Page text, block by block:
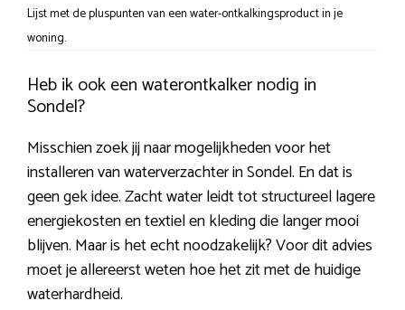
Lijst met de pluspunten van een water-ontkalkingsproduct in je
woning.
Heb ik ook een waterontkalker nodig in
Sondel?
Misschien zoek jij naar mogelijkheden voor het
installeren van waterverzachter in Sondel. En dat is
geen gek idee. Zacht water leidt tot structureel lagere
energiekosten en textiel en kleding die langer mooi
blijven. Maar is het echt noodzakelijk? Voor dit advies
moet je allereerst weten hoe het zit met de huidige
waterhardheid.